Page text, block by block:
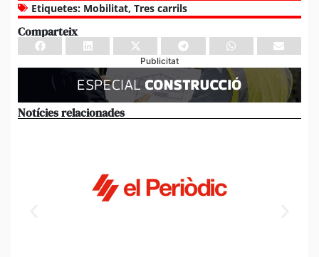
Etiquetes: Mobilitat, Tres carrils
Comparteix
Publicitat
Notícies relacionades